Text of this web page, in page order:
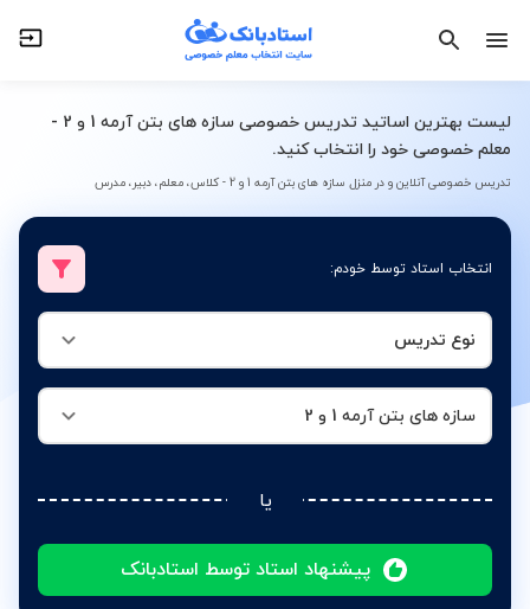
لیست بهترین اساتید تدریس خصوصی سازه های بتن آرمه 1 و 2 -
معلم خصوصی خود را انتخاب کنید.
تدریس خصوصی آنلاین و در منزل سازه های بتن آرمه 1 و 2 - کلاس، معلم، دبیر، مدرس
انتخاب استاد توسط خودم:
نوع تدریس
سازه های بتن آرمه 1 و 2
یا
پیشنهاد استاد توسط استادبانک
سازه های بتن آرمه 1 و 2